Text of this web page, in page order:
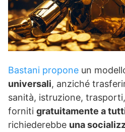
Bastani propone un
universali, anziché
sanità, istruzione,
forniti gratuitamente a
richiederebbe una